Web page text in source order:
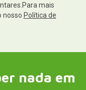
mais
nosso Política de
nada em